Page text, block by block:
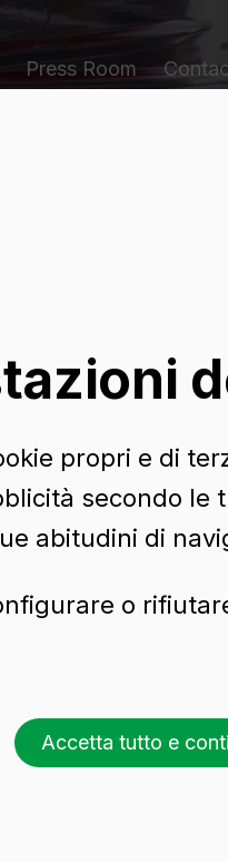
Press Room
propri e di
secondo le
abitudini di
o
Accetta tutto e